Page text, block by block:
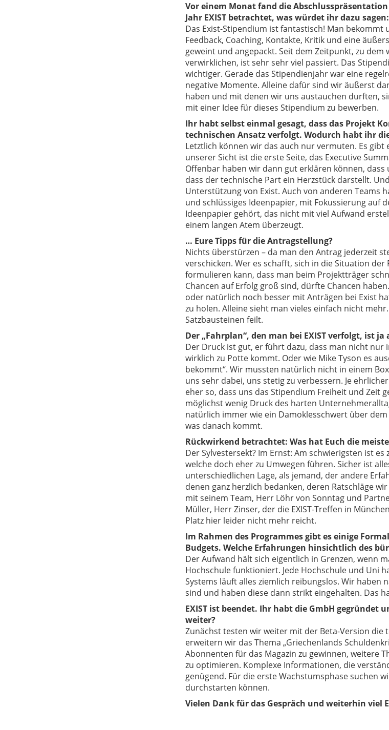
Vor einem Monat fand die
Jahr EXIST betrachtet, was würdet ihr dazu sagen:
Das Exist-Stipendium ist fantastisch! Man bekommt
Feedback, Coaching, Kontakte, Kritik und eine
geweint und angepackt. Seit dem Zeitpunkt, zu
verwirklichen, ist sehr sehr viel passiert. Das
wichtiger. Gerade das Stipendienjahr war eine
negative Momente. Alleine dafür sind wir äußerst
haben und mit denen wir uns austauchen durften,
mit einer Idee für dieses Stipendium zu bewerben.
Ihr habt selbst einmal gesagt, dass das Projekt
technischen Ansatz verfolgt. Wodurch habt ihr
Letztlich können wir das auch nur vermuten. Es
unserer Sicht ist die erste Seite, das Executive
Offenbar haben wir dann gut erklären können,
dass der technische Part ein Herzstück darstellt.
Unterstützung von Exist. Auch von anderen Teams
und schlüssiges Ideenpapier, mit Fokussierung auf
Ideenpapier gehört, das nicht mit viel Aufwand
einem langen Atem überzeugt.
… Eure Tipps für die Antragstellung?
Nichts überstürzen – da man den Antrag jederzeit
verschicken. Wer es schafft, sich in die Situation
formulieren kann, dass man beim Projektträger
Chancen auf Erfolg groß sind, dürfte Chancen
oder natürlich noch besser mit Anträgen bei Exist
zu holen. Alleine sieht man vieles einfach nicht
Satzbausteinen feilt.
Der „Fahrplan“, den man bei EXIST verfolgt, ist
Der Druck ist gut, er führt dazu, dass man nicht
wirklich zu Potte kommt. Oder wie Mike Tyson es
bekommt“. Wir mussten natürlich nicht in einem
uns sehr dabei, uns stetig zu verbessern. Je
eher so, dass uns das Stipendium Freiheit und
möglichst wenig Druck des harten
natürlich immer wie ein Damoklesschwert über
was danach kommt.
Rückwirkend betrachtet: Was hat Euch die
Der Sylvestersekt? Im Ernst: Am schwierigsten ist
welche doch eher zu Umwegen führen. Sicher ist
unterschiedlichen Lage, als jemand, der andere
denen ganz herzlich bedanken, deren Ratschläge
mit seinem Team, Herr Löhr von Sonntag und
Müller, Herr Zinser, der die EXIST-Treffen in
Platz hier leider nicht mehr reicht.
Im Rahmen des Programmes gibt es einige
Budgets. Welche Erfahrungen hinsichtlich des
Der Aufwand hält sich eigentlich in Grenzen, wenn
Hochschule funktioniert. Jede Hochschule und Uni
Systems läuft alles ziemlich reibungslos. Wir
sind und haben diese dann strikt eingehalten. Das
EXIST ist beendet. Ihr habt die GmbH gegründet
weiter?
Zunächst testen wir weiter mit der Beta-Version die
erweitern wir das Thema „Griechenlands
Abonnenten für das Magazin zu gewinnen, weitere
zu optimieren. Komplexe Informationen, die
genügend. Für die erste Wachstumsphase suchen
durchstarten können.
Vielen Dank für das Gespräch und weiterhin viel